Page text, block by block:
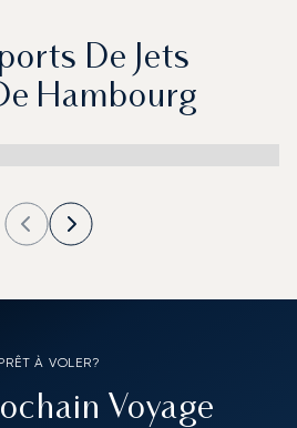
De Jets
Hambourg
À VOLER?
Voyage